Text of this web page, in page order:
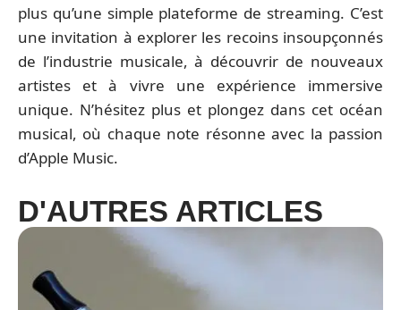
plus qu’une simple plateforme de streaming. C’est
une invitation à explorer les recoins insoupçonnés
de l’industrie musicale, à découvrir de nouveaux
artistes et à vivre une expérience immersive
unique. N’hésitez plus et plongez dans cet océan
musical, où chaque note résonne avec la passion
d’Apple Music.
D'AUTRES ARTICLES